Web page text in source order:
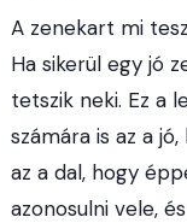
A zenekart mi
Ha sikerül egy jó
tetszik neki. Ez a
számára is az a
az a dal, hogy
azonosulni vele,